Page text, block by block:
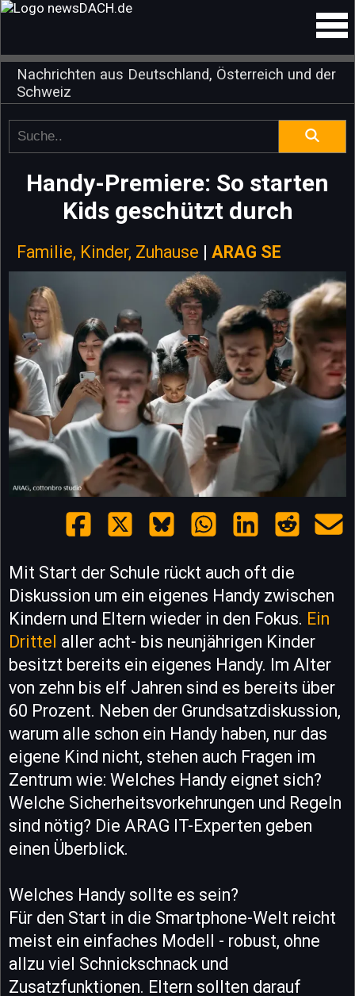
Nachrichten aus Deutschland, Österreich und der
Schweiz
Handy-Premiere: So starten
Kids geschützt durch
Familie, Kinder, Zuhause | ARAG SE
Mit Start der Schule rückt auch oft die
Diskussion um ein eigenes Handy zwischen
Kindern und Eltern wieder in den Fokus. Ein
Drittel aller acht- bis neunjährigen Kinder
besitzt bereits ein eigenes Handy. Im Alter
von zehn bis elf Jahren sind es bereits über
60 Prozent. Neben der Grundsatzdiskussion,
warum alle schon ein Handy haben, nur das
eigene Kind nicht, stehen auch Fragen im
Zentrum wie: Welches Handy eignet sich?
Welche Sicherheitsvorkehrungen und Regeln
sind nötig? Die ARAG IT-Experten geben
einen Überblick.
Welches Handy sollte es sein?
Für den Start in die Smartphone-Welt reicht
meist ein einfaches Modell - robust, ohne
allzu viel Schnickschnack und
Zusatzfunktionen. Eltern sollten darauf